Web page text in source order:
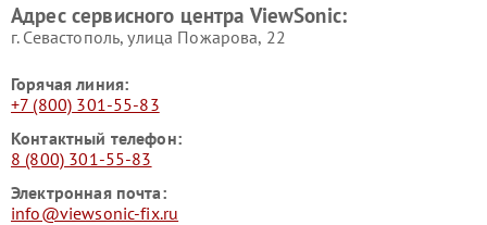
Адрес сервисного центра ViewSonic:
г. Севастополь, улица Пожарова, 22
Горячая линия:
+7 (800) 301-55-83
Контактный телефон:
8 (800) 301-55-83
Электронная почта:
info@viewsonic-fix.ru